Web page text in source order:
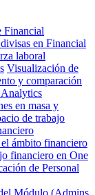
Financial
en Financial
laboral
Visualización de
y comparación
Analytics
en masa y
de trabajo
ámbito financiero
financiero en One
de Personal
Módulo (Admins